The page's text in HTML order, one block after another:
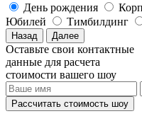
День рождения
Юбилей
Тимбилдинг
Назад Далее
Оставьте свои контактные
данные для расчета
стоимости вашего шоу
Рассчитать стоимость шоу